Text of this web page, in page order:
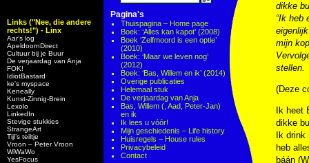
Links ("Nee, die andere
rechts!") - Linx
Aar’s log
ApeldoornDirect
Cultuur bij je Buur
De verjaardag van Anja
FOK!
IdiotBastard
ke's myspace
Keneally
Kunst-Zinnig-Brein
Lexolo
LinkedIn
Stevige stukkies
StrangeArt
Tijl’s teiltje
Vroon – Peter Vroon
WiWaWo
YesFocus
Pagina's
Thuispagina – Home page
Boek: ‘Alles kan kapot’ (2008)
Boek ‘Zelfmoord is een optie’
(2010)
Boek: ‘Maar we leven nog’
(2012)
Boek: ‘Bas, Willem en ik’ (2014)
Overige publicaties
Helemaal stuk
De verjaardag van Anja
Bas, Willem (, Aad, Peter-Jan)
en ik
Ik lees u vóór!
Mijn geschiedenis – Life history
Huisregels – House rules
Privacybeleid
Contact
dikke
“Ik heb
mijn
stellen.
(Deze
Ik heet
dikke
Ik
heb
báán